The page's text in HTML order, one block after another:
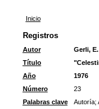
Inicio
Registros
Autor
Gerli,
Título
Año
1976
Número
23
Palabras clave
Autoría;